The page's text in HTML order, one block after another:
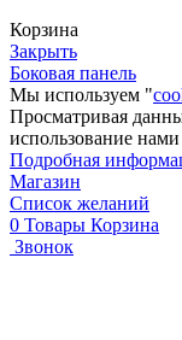
Корзина
Закрыть
Боковая панель
Мы используем "
Просматривая
использование
Подробная
Магазин
Список желаний
0 Товары Корзина
Звонок